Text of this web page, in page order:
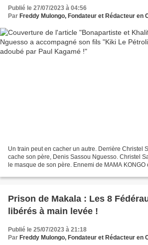
Publié le 27/07/2023 à 04:56
Par Freddy Mulongo, Fondateur et Rédacteur en Chef
Un train peut en cacher un autre. Derrière Christel
cache son père, Denis Sassou Nguesso. Christel
le masque de son père. Ennemi de MAMA
Prison de Makala : Les 8
libérés à main levée !
Publié le 25/07/2023 à 21:18
Par Freddy Mulongo, Fondateur et Rédacteur en Chef